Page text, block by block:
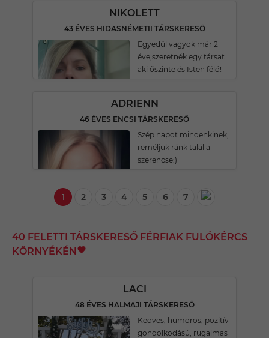
NIKOLETT
43 ÉVES HIDASNÉMETII TÁRSKERESŐ
Egyedül vagyok már 2
éve,szeretnék egy társat
aki őszinte és Isten félő!
ADRIENN
46 ÉVES ENCSI TÁRSKERESŐ
Szép napot mindenkinek,
reméljük ránk talál a
szerencse:)
1 2 3 4 5 6 7
40 FELETTI TÁRSKERESŐ FÉRFIAK FULÓKÉRCS
KÖRNYÉKÉN
LACI
48 ÉVES HALMAJI TÁRSKERESŐ
Kedves, humoros, pozitív
gondolkodású, rugalmas